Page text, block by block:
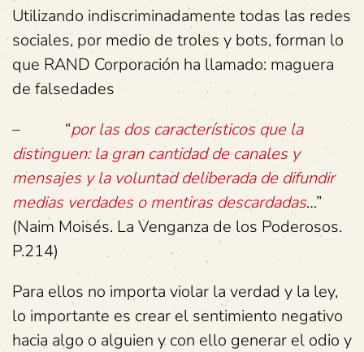
Utilizando indiscriminadamente todas las redes
sociales, por medio de troles y bots, forman lo
que RAND Corporación ha llamado: maguera
de falsedades
– “por las dos característicos que la
distinguen: la gran cantidad de canales y
mensajes y la voluntad deliberada de difundir
medias verdades o mentiras descardadas…”
(Naim Moisés. La Venganza de los Poderosos.
P.214)
Para ellos no importa violar la verdad y la ley,
lo importante es crear el sentimiento negativo
hacia algo o alguien y con ello generar el odio y